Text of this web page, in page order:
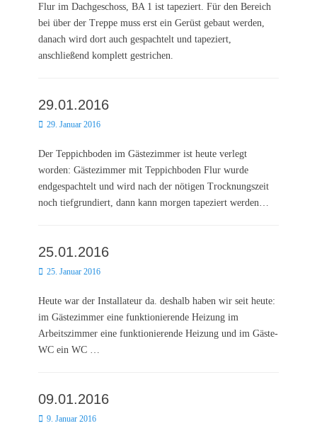
Flur im Dachgeschoss, BA 1 ist tapeziert. Für den Bereich
bei über der Treppe muss erst ein Gerüst gebaut werden,
danach wird dort auch gespachtelt und tapeziert,
anschließend komplett gestrichen.
29.01.2016
Posted
29. Januar 2016
Der Teppichboden im Gästezimmer ist heute verlegt
worden: Gästezimmer mit Teppichboden Flur wurde
endgespachtelt und wird nach der nötigen Trocknungszeit
noch tiefgrundiert, dann kann morgen tapeziert werden…
25.01.2016
Posted
25. Januar 2016
Heute war der Installateur da. deshalb haben wir seit heute:
im Gästezimmer eine funktionierende Heizung im
Arbeitszimmer eine funktionierende Heizung und im Gäste-
WC ein WC …
09.01.2016
Posted
9. Januar 2016